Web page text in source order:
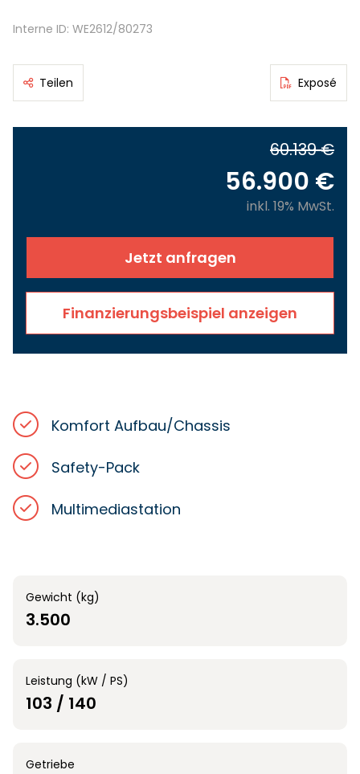
Interne ID: WE2612/80273
Teilen Exposé
56.900 €
60.139 €
inkl. 19% MwSt.
Jetzt anfragen
Finanzierungsbeispiel anzeigen
Komfort Aufbau/Chassis
Safety-Pack
Multimediastation
Gewicht (kg)
3.500
Leistung (kW / PS)
103 / 140
Getriebe